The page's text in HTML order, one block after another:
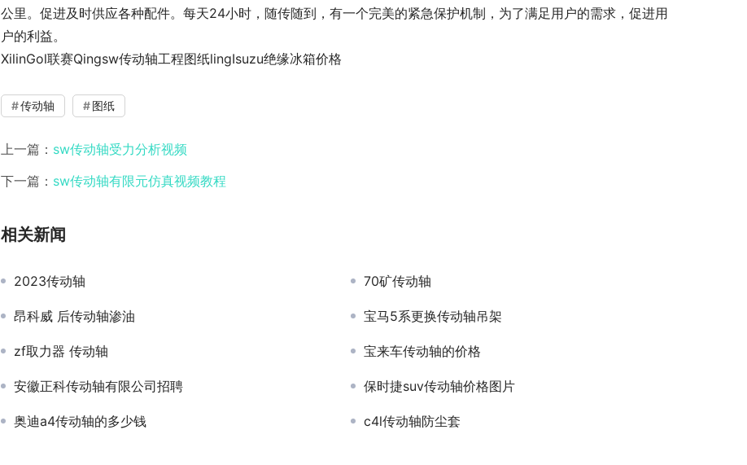
公里。促进及时供应各种配件。每天24小时，随传随到，有一个完美的紧急保护机制，为了满足用户的需求，促进用
户的利益。
XilinGol联赛Qingsw传动轴工程图纸lingIsuzu绝缘冰箱价格
传动轴 图纸
上一篇： sw传动轴受力分析视频
下一篇： sw传动轴有限元仿真视频教程
相关新闻
2023传动轴 70矿传动轴
昂科威 后传动轴渗油 宝马5系更换传动轴吊架
zf取力器 传动轴 宝来车传动轴的价格
安徽正科传动轴有限公司招聘 保时捷suv传动轴价格图片
奥迪a4传动轴的多少钱 c4l传动轴防尘套